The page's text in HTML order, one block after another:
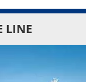
LINE